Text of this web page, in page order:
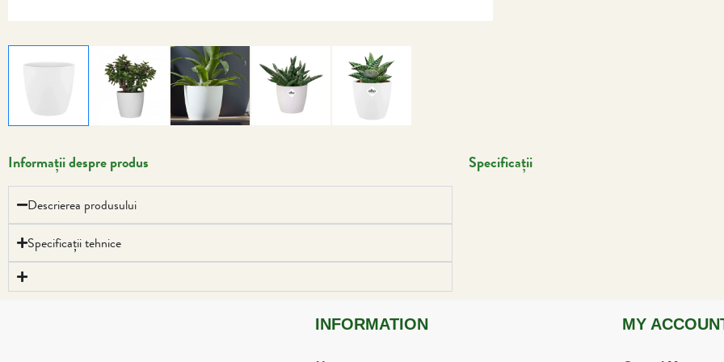
Informații despre produs
Descrierea produsului
Specificații tehnice
Specificații
INFORMATION MY